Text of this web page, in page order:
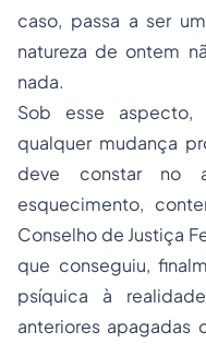
caso, passa a ser
natureza de ontem
nada.
Sob esse
qualquer mudança
deve constar no
esquecimento,
Conselho de Justiça
que conseguiu,
psíquica à
anteriores apagadas